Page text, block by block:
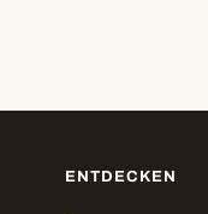
ENTDECKEN